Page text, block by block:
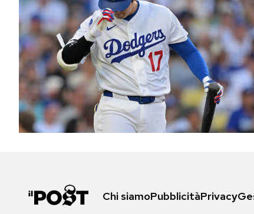
Chi siamoPubblicitàPrivacy